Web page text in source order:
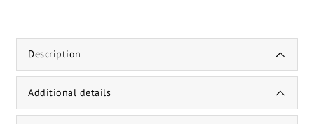
Description
Additional details